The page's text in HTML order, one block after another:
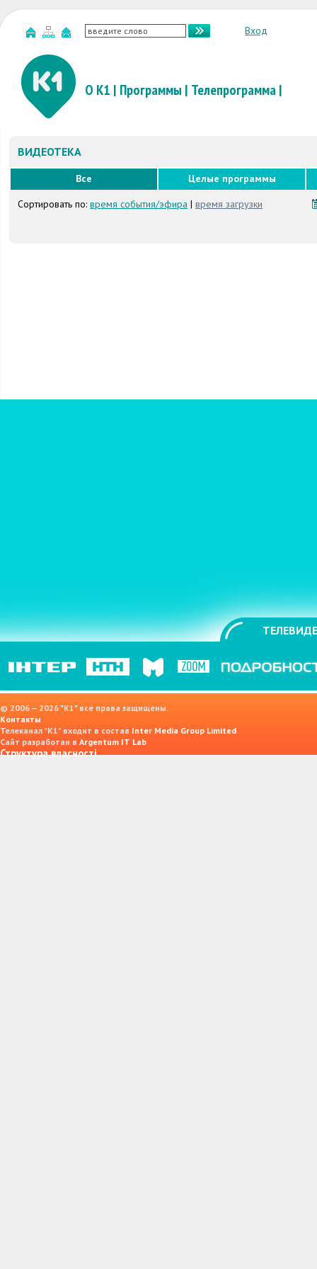
Вход
О К1 | Программы | Телепрограмма|
ВИДЕОТЕКА
Все
Целые программы
Сортировать по: время события/эфира | время загрузки
© 2006 — 2026 "K1" все права защищены.
Контакты
Телеканал "К1" входит в состав Inter Media Group Limited
Сайт разработан в Argentum IT Lab
Структура власності